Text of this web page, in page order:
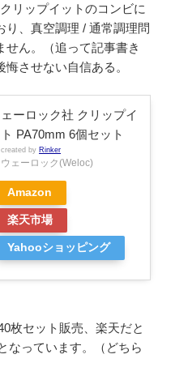
リップイットのコンビに
、真空調理 / 通常調理問
せん。（追って記事書き
させない自信ある。
ーロック社 クリップイ
PA70mm 6個セット
created by Rinker
ウェーロック(Weloc)
Amazon
楽天市場
Yahooショッピング
枚セット販売、楽天だと
なっています。（どちら